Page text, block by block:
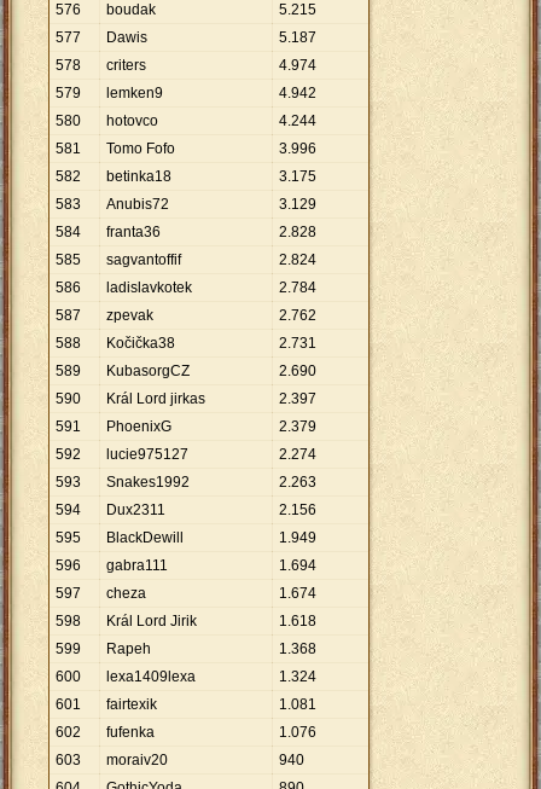
576
boudak 5.215
577
Dawis 5.187
578
criters 4.974
579
lemken9 4.942
580
hotovco 4.244
581
Tomo Fofo 3.996
582
betinka18 3.175
583
Anubis72 3.129
584
franta36 2.828
585
sagvantoffif 2.824
586
ladislavkotek 2.784
587
zpevak 2.762
588
Kočička38 2.731
589
KubasorgCZ 2.690
590
Král Lord jirkas 2.397
591
PhoenixG 2.379
592
lucie975127 2.274
593
Snakes1992 2.263
594
Dux2311 2.156
595
BlackDewill 1.949
596
gabra111 1.694
597
cheza 1.674
598
Král Lord Jirik 1.618
599
Rapeh 1.368
600
lexa1409lexa 1.324
601
fairtexik 1.081
602
fufenka 1.076
603
moraiv20
940